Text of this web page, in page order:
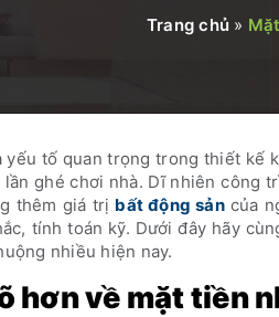
Trang chủ »
yếu tố quan trọng trong thiết kế
ghé chơi nhà. Dĩ nhiên công
thêm giá trị bất động sảncủa
tính toán kỹ. Dưới đây hãy
nhiều hiện nay.
hơn về mặt tiền